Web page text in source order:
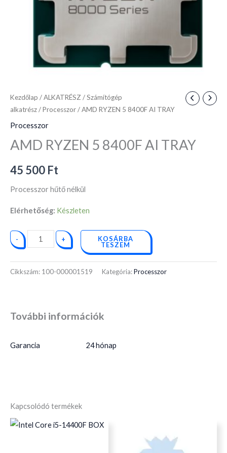
Kezdőlap /ALKATRÉSZ /Számítógép
alkatrész/Processzor/ AMD RYZEN 5 8400F AI TRAY
Processzor
AMD RYZEN 5 8400F AI TRAY
45 500 Ft
Processzor hűtő nélkül
Elérhetőség: Készleten
- + KOSÁRBA
TESZEM
Cikkszám: 100-000001519 Kategória:Processzor
További információk
Garancia 24 hónap
Kapcsolódó termékek